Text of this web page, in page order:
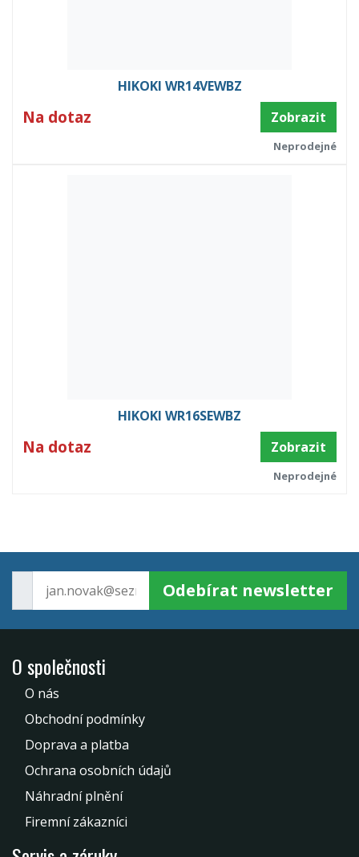
HIKOKI WR14VEWBZ
Na dotaz Zobrazit
Neprodejné
HIKOKI WR16SEWBZ
Na dotaz Zobrazit
Neprodejné
Odebírat newsletter
O společnosti
O nás
Obchodní podmínky
Doprava a platba
Ochrana osobních údajů
Náhradní plnění
Firemní zákazníci